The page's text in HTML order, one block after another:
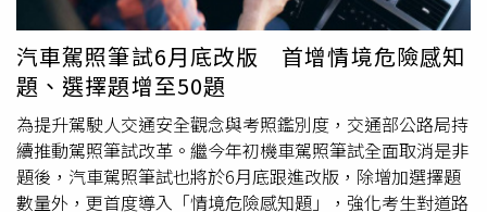
受訪時自爆年少時不愛讀書。（圖／三立提供）曾在民歌餐
廳驻唱，練就信手拈來的模仿功力，舞台雖然風光，卻曾差
點在深夜舞台喪命。康康回憶31年前，經商失敗欠債，加上
阿嬤重病住院、為了一天3萬的高額醫藥費，連凌晨3點45
分的深夜Pub場他也接。某天正唱著〈浪人情歌〉，台下一
位喝醉的大哥，竟突然對著他掏出真槍，「對著我問說會不
會怕，我快要嚇死，槍真的拿出來，那時候我不知道該怎麼
辦，那時候心裡想，不然就這樣算了」，當時樂隊全都嚇跑
汽車駕照筆試6月底改版 首增情境危險感知
題、選擇題增至50題
為提升駕駛人交通安全觀念與考照鑑別度，交通部公路局持
續推動駕照筆試改革。繼今年初機車駕照筆試全面取消是非
題後，汽車駕照筆試也將於6月底跟進改版，除增加選擇題
數量外，更首度導入「情境危險感知題」，強化考生對道路